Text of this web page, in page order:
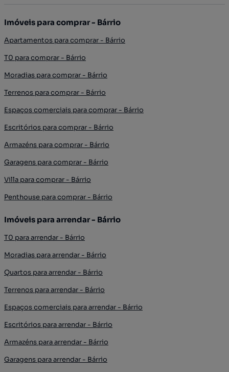
Imóveis para comprar - Bárrio
Apartamentos para comprar - Bárrio
T0 para comprar - Bárrio
Moradias para comprar - Bárrio
Terrenos para comprar - Bárrio
Espaços comerciais para comprar - Bárrio
Escritórios para comprar - Bárrio
Armazéns para comprar - Bárrio
Garagens para comprar - Bárrio
Villa para comprar - Bárrio
Penthouse para comprar - Bárrio
Imóveis para arrendar - Bárrio
T0 para arrendar - Bárrio
Moradias para arrendar - Bárrio
Quartos para arrendar - Bárrio
Terrenos para arrendar - Bárrio
Espaços comerciais para arrendar - Bárrio
Escritórios para arrendar - Bárrio
Armazéns para arrendar - Bárrio
Garagens para arrendar - Bárrio